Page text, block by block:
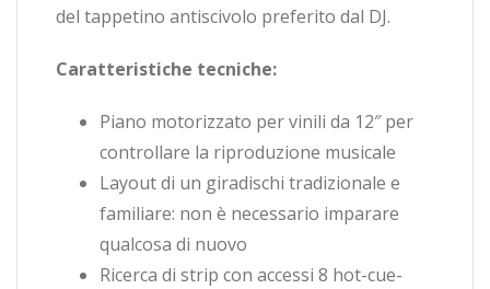
del tappetino antiscivolo preferito dal DJ.
Caratteristiche tecniche:
Piano motorizzato per vinili da 12″ per
controllare la riproduzione musicale
Layout di un giradischi tradizionale e
familiare: non è necessario imparare
qualcosa di nuovo
Ricerca di strip con accessi 8 hot-cue-